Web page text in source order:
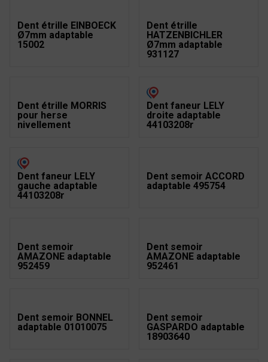
Dent étrille EINBOECK
Ø7mm adaptable
15002
Dent étrille
HATZENBICHLER
Ø7mm adaptable
931127
Dent étrille MORRIS
pour herse
nivellement
Dent faneur LELY
droite adaptable
44103208r
Dent faneur LELY
gauche adaptable
44103208r
Dent semoir ACCORD
adaptable 495754
Dent semoir
AMAZONE adaptable
952459
Dent semoir
AMAZONE adaptable
952461
Dent semoir BONNEL
adaptable 01010075
Dent semoir
GASPARDO adaptable
18903640